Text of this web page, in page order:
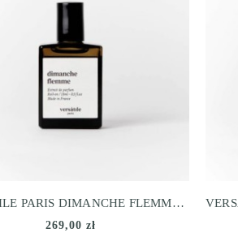
VERSATILE PARIS DIMANCHE FLEMME- EXTRAIT DE PARFUM
269,00 zł